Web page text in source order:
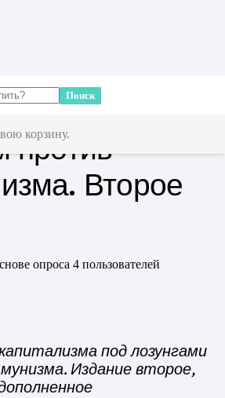
Поиск
корзину.
против
Второе
опроса 4 пользователей
под лозунгами
Издание второе,